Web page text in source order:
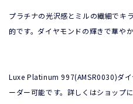
プラチナの光沢感とミルの繊細でキ
的です。ダイヤモンドの輝きで華やか
Luxe Platinum 997(AMSR0030)ダ
ーダー可能です。詳しくはショップ